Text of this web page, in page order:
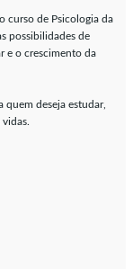
curso de Psicologia da
possibilidades de
e o crescimento da
deseja estudar,